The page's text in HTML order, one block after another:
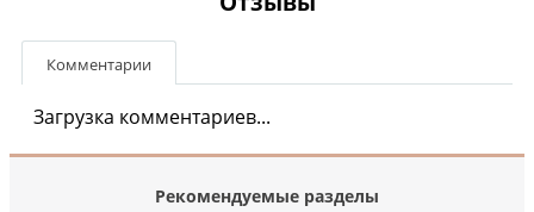
Комментарии
Загрузка комментариев...
Рекомендуемые разделы